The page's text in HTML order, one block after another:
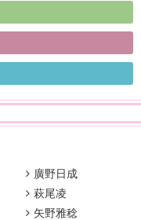
廣野日成
萩尾凌
矢野雅稔